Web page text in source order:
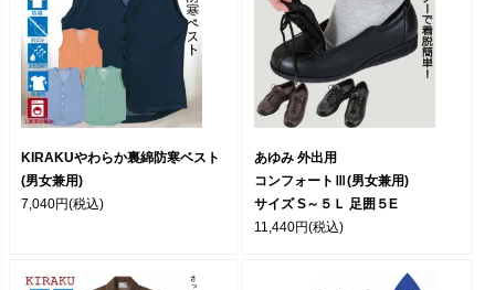
KIRAKUやわらか裏綿防寒ベスト
(男女兼用)
7,040円(税込)
あゆみ 外出用
コンフォートⅢ(男女兼用)
サイズ S～５Ｌ 足囲５E
11,440円(税込)